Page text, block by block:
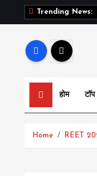
Trending News:
होम
Home REET